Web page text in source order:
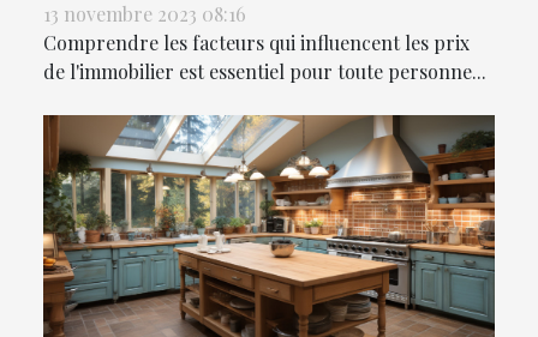
13 novembre 2023 08:16
Comprendre les facteurs qui influencent les prix
de l'immobilier est essentiel pour toute personne...